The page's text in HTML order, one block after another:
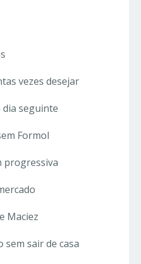
vezes desejar
seguinte
Formol
progressiva
Maciez
sem sair de casa